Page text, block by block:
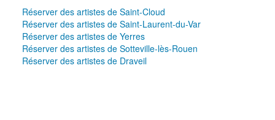
Réserver des artistes de Saint-Cloud
Réserver des artistes de Saint-Laurent-du-Var
Réserver des artistes de Yerres
Réserver des artistes de Sotteville-lès-Rouen
Réserver des artistes de Draveil